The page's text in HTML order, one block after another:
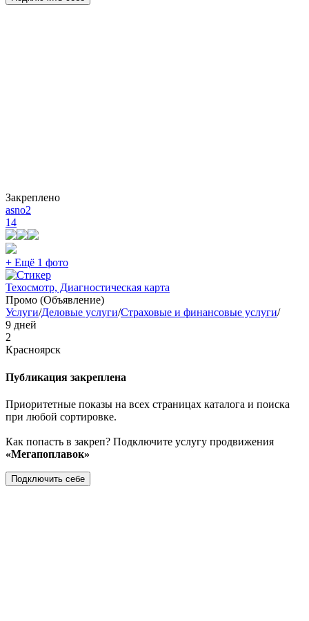
Закреплено
asno2
14
+ Ещё 1 фото
Техосмотр, Диагностическая карта
Промо (Объявление)
Услуги/Деловые услуги/Страховые и финансовые услуги/
9 дней
2
Красноярск
Публикация закреплена
Приоритетные показы на всех страницах каталога и поиска
при любой сортировке.
Как попасть в закреп? Подключите услугу продвижения
«Мегапоплавок»
Подключить себе